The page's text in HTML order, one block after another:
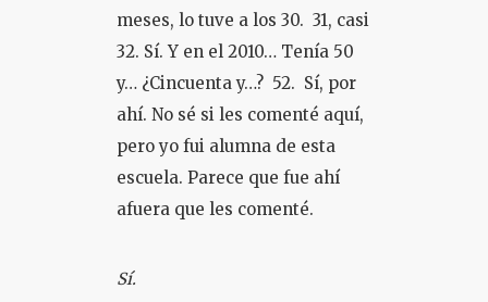
meses, lo tuve a los 30. 31, casi
32. Sí. Y en el 2010… Tenía 50
y… ¿Cincuenta y…? 52. Sí, por
ahí. No sé si les comenté aquí,
pero yo fui alumna de esta
escuela. Parece que fue ahí
afuera que les comenté.
Sí.